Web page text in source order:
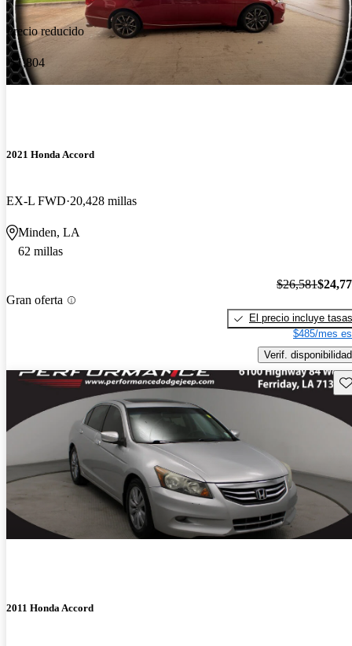
Precio reducido
-$1,804
2021 Honda Accord
EX-L FWD 20,428 millas
Minden, LA
62 millas
Gran oferta
$26,581
El precio incluye tasas
$485/mes
Verif. disponibilidad
2011 Honda Accord